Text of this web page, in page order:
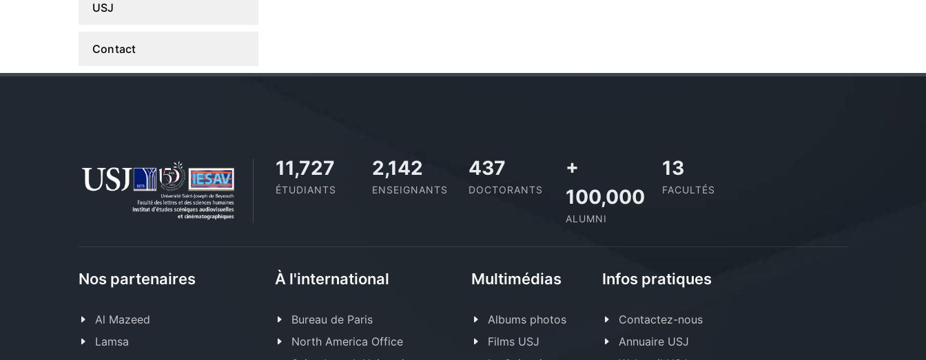
USJ
Contact
11,727
ÉTUDIANTS
2,142
ENSEIGNANTS
437
DOCTORANTS
+
100,000
ALUMNI
13
FACULTÉS
Nos partenaires
Al Mazeed
Lamsa
À l'international
Bureau de Paris
North America Office
Multimédias
Albums photos
Films USJ
Infos pratiques
Contactez-nous
Annuaire USJ